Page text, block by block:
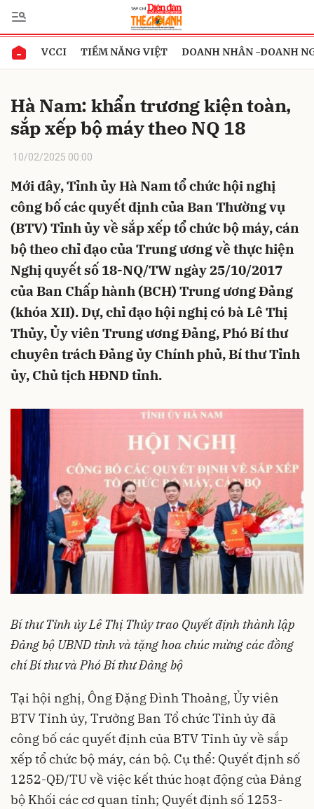
VCCI TIỀM NĂNG VIỆT DOANH NHÂN -DOANH
Hà Nam: khẩn trương kiện toàn,
sắp xếp bộ máy theo NQ 18
10/02/2025 00:00
Mới đây, Tỉnh ủy Hà Nam tổ chức hội nghị
công bố các quyết định của Ban Thường vụ
(BTV) Tỉnh ủy về sắp xếp tổ chức bộ máy, cán
bộ theo chỉ đạo của Trung ương về thực hiện
Nghị quyết số 18-NQ/TW ngày 25/10/2017
của Ban Chấp hành (BCH) Trung ương Đảng
(khóa XII). Dự, chỉ đạo hội nghị có bà Lê Thị
Thủy, Ủy viên Trung ương Đảng, Phó Bí thư
chuyên trách Đảng ủy Chính phủ, Bí thư Tỉnh
ủy, Chủ tịch HĐND tỉnh.
Bí thư Tỉnh ủy Lê Thị Thủy trao Quyết định thành lập
Đảng bộ UBND tỉnh và tặng hoa chúc mừng các đồng
chí Bí thư và Phó Bí thư Đảng bộ
Tại hội nghị, Ông Đặng Đình Thoảng, Ủy viên
BTV Tỉnh ủy, Trưởng Ban Tổ chức Tỉnh ủy đã
công bố các quyết định của BTV Tỉnh ủy về sắp
xếp tổ chức bộ máy, cán bộ. Cụ thể: Quyết định số
1252-QĐ/TU về việc kết thúc hoạt động của Đảng
bộ Khối các cơ quan tỉnh; Quyết định số 1253-
Gửi bình luận
Hủy Gửi